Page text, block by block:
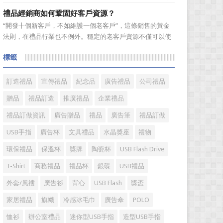
跑行業。在無數個春華秋實的歲月輪迴中，禮品這個年輕而
充滿朝氣的行業，沉澱了一批又一批的優秀企業，成就了一
批又一批的優秀企業家，他們因為不斷追逐而表現出的那份
精神和氣質不斷提升着...
禮品經銷商如何鞏固好客戶資源？
“開發十個新客戶，不如維護一個老客戶”，這條銷售的黃金
法則，在禮品行業也不例外。穩定的老客戶資源不僅可以使
方式。成功的經銷商是從保持並鞏固現有顧客的基礎上不斷
增加新顧客，這樣才能使銷售額越來越多，銷售業績越來越
好，老客戶的數量當...
標籤
訂造禮品 宣傳禮品 紀念品 廣告禮品 公司禮品
贈品 禮品訂造 推廣禮品 企業禮品
禮品訂做資訊 廣告贈品 禮品 廣告筆 禮品訂做
USB手指 廣告杯 文具禮品 水晶獎座 禮物
環保禮品 保溫杯 獎牌 陶瓷杯 USB Flash Drive
T-Shirt 商務禮品 禮品杯 銀碟 USB禮品
外套/風褸 廣告衫 背心 USB Flash 獎盃
家居禮品 旗幟 冷感冰毛巾 廣告傘 POLO
恤衫 辦公室禮品 迷你型USB手指 造型USB手指